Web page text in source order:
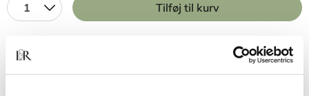
1 Tilføj til kurv
BESKRIVELSE YDERLIGERE INFO